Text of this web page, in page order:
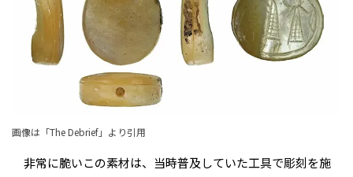
画像は「The Debrief」より引用
非常に脆いこの素材は、当時普及していた工具で彫刻を施